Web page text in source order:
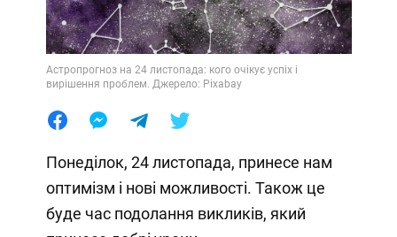
Астропрогноз на 24 листопада: кого очікує успіх і
вирішення проблем. Джерело: Pixabay
Понеділок, 24 листопада, принесе нам
оптимізм і нові можливості. Також це
буде час подолання викликів, який